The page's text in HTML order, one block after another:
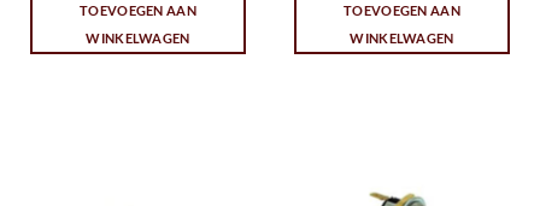
TOEVOEGEN AAN
WINKELWAGEN
TOEVOEGEN AAN
WINKELWAGEN